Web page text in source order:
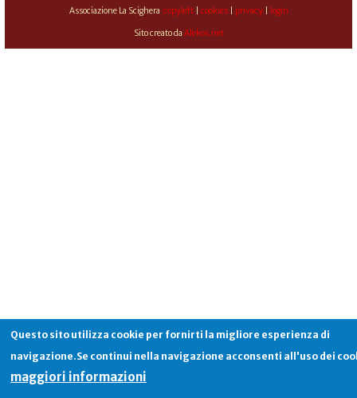
Associazione La Scighera copyleft| cookies| privacy| login
Sito creato da Alekos.net
Questo sito utilizza cookie per fornirti la migliore esperienza di
navigazione.Se continui nella navigazione acconsenti all'uso dei
maggiori informazioni